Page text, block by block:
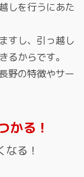
しを行うにあた
すし、引っ越し
るからです。
野の特徴やサー
かる！
なる！